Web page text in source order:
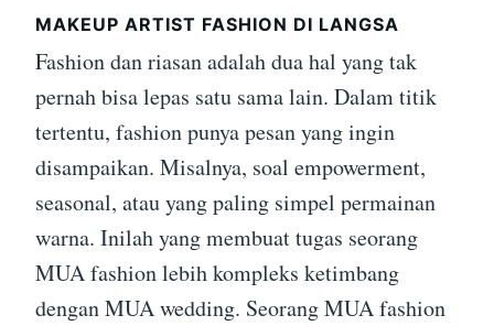
MAKEUP ARTIST FASHION DI LANGSA
Fashion dan riasan adalah dua hal yang tak
pernah bisa lepas satu sama lain. Dalam titik
tertentu, fashion punya pesan yang ingin
disampaikan. Misalnya, soal empowerment,
seasonal, atau yang paling simpel permainan
warna. Inilah yang membuat tugas seorang
MUA fashion lebih kompleks ketimbang
dengan MUA wedding. Seorang MUA fashion